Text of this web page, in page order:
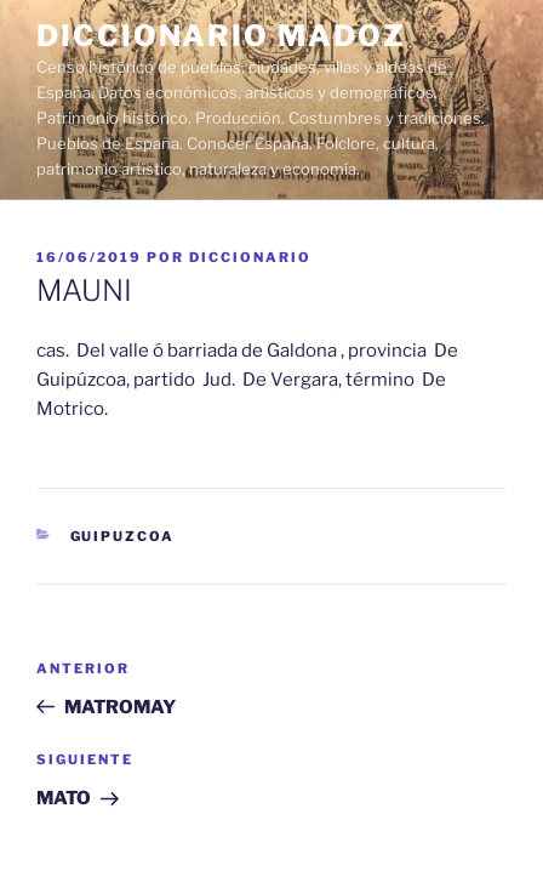
contenido
DICCIONARIO MADOZ
Censo histórico de pueblos, ciudades, villas y aldeas de
España. Datos económicos, artísticos y demográficos.
Patrimonio histórico. Producción. Costumbres y tradiciones.
Pueblos de España. Conocer España. Folclore, cultura,
patrimonio artístico, naturaleza y economía.
PUBLICADO
EL
16/06/2019 POR DICCIONARIO
MAUNI
cas. Del valle ó barriada de Galdona , provincia De
Guipúzcoa, partido Jud. De Vergara, término De
Motrico.
CATEGORÍAS
GUIPUZCOA
entradas
Entrada
anterior:
ANTERIOR
MATROMAY
Siguiente
entrada
SIGUIENTE
MATO